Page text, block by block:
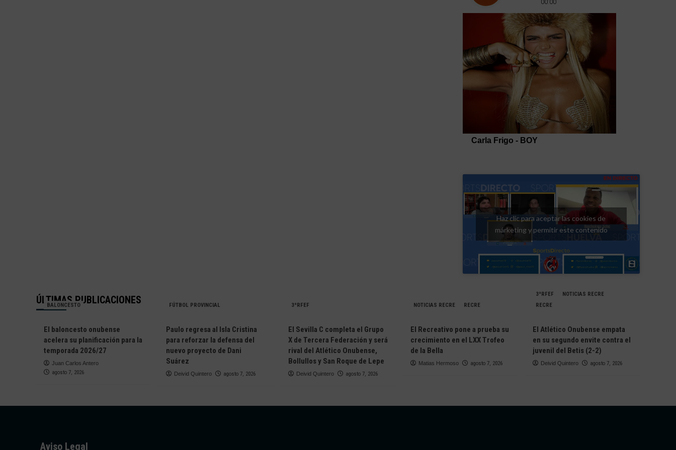
Haz clic para aceptar las cookies de
márketing y permitir este contenido
ÚLTIMAS PUBLICACIONES
BALONCESTO
El baloncesto onubense
acelera su planificación para la
temporada 2026/27
Juan Carlos Antero
agosto 7, 2026
FÚTBOL PROVINCIAL
Paulo regresa al Isla Cristina
para reforzar la defensa del
nuevo proyecto de Dani
Suárez
Deivid Quintero agosto 7, 2026
3ªRFEF
El Sevilla C completa el Grupo
X de Tercera Federación y será
rival del Atlético Onubense,
Bollullos y San Roque de Lepe
Deivid Quintero agosto 7, 2026
NOTICIAS RECRE RECRE
El Recreativo pone a prueba su
crecimiento en el LXX Trofeo
de la Bella
Matias Hermoso agosto 7, 2026
3ªRFEF
NOTICIAS RECRE
RECRE
El Atlético Onubense empata
en su segundo envite contra el
juvenil del Betis (2-2)
Deivid Quintero agosto 7, 2026
Aviso Legal